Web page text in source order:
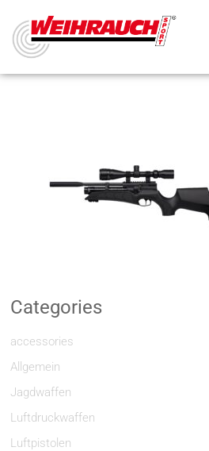
Categories
accessories
Allgemein
Jagdwaffen
Luftdruckwaffen
Luftpistolen